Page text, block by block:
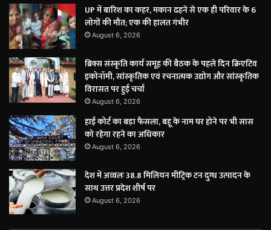
UP में बारिश का कहर, मकान ढहने से एक ही परिवार के 6
लोगों की मौत; एक की हालत गंभीर
August 6, 2026
ब्रिक्स संस्कृति कार्य समूह की बैठक के पहले दिन क्रिएटिव
इकोनॉमी, सांस्कृतिक एवं रचनात्मक उद्योग और सांस्कृतिक
विरासत पर हुई चर्चा
August 6, 2026
हाई कोर्ट का बड़ा फैसला, बहू के नाम घर होने पर भी सास
को रहेगा रहने का अधिकार
August 6, 2026
देश में अव्वलः 38.8 मिलियन मीट्रिक टन दुग्ध उत्पादन के
साथ उत्तर प्रदेश शीर्ष पर
August 6, 2026